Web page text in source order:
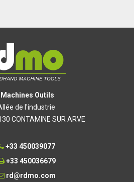
Machines Outils
de l'industrie
CONTAMINE SUR ARVE
+33 450039077
+33 450036679
rd@rdmo.com